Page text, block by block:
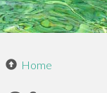
Home